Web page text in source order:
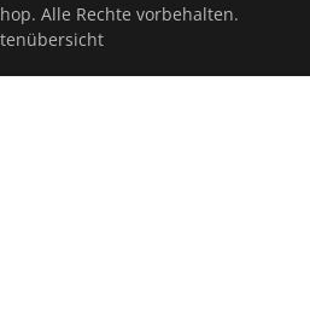
Alle Rechte vorbehalten.